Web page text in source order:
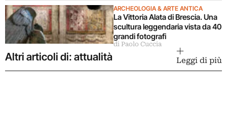
ARCHEOLOGIA & ARTE ANTICA
La Vittoria Alata di Brescia. Una
scultura leggendaria vista da 40
grandi fotografi
di Paolo Cuccia
Altri articoli di: attualità Leggi di più